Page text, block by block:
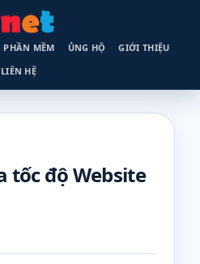
PHẦN MỀM ỦNG HỘ
GIỚI THIỆU
LIÊN HỆ
tốc độ Website